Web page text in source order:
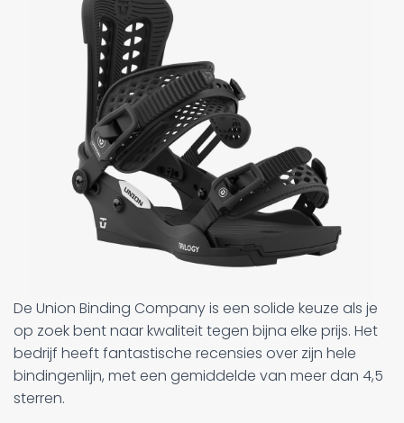
De Union Binding Company is een solide keuze als je
op zoek bent naar kwaliteit tegen bijna elke prijs. Het
bedrijf heeft fantastische recensies over zijn hele
bindingenlijn, met een gemiddelde van meer dan 4,5
sterren.